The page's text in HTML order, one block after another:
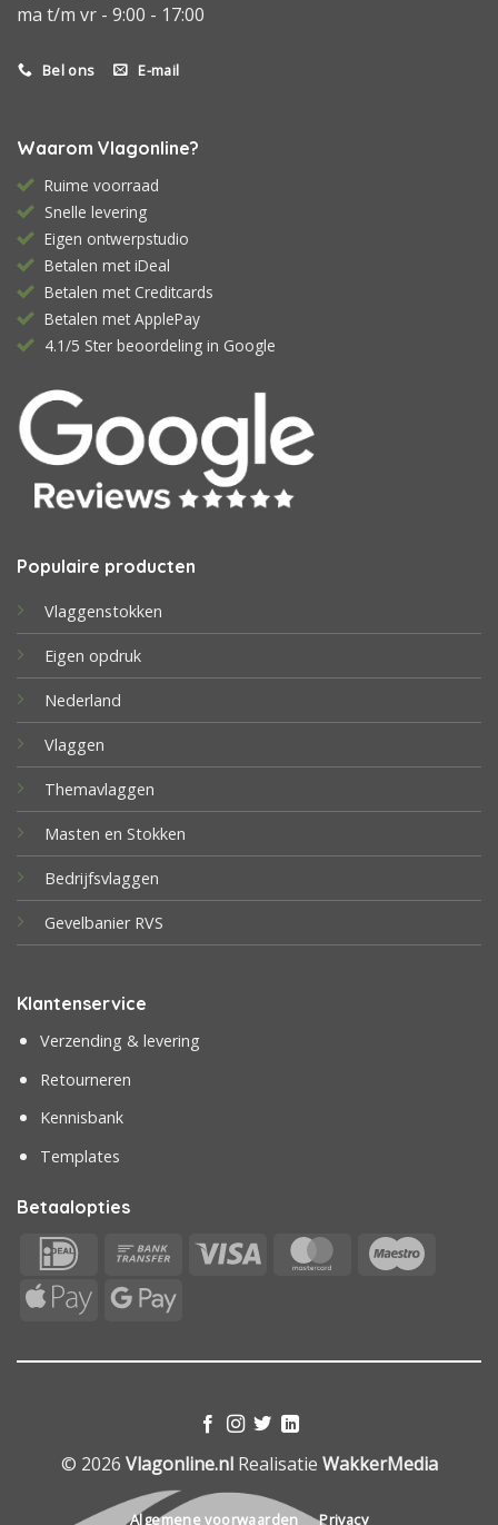
ma t/m vr - 9:00 - 17:00
Bel ons E-mail
Waarom Vlagonline?
Ruime voorraad
Snelle levering
Eigen ontwerpstudio
Betalen met iDeal
Betalen met Creditcards
Betalen met ApplePay
4.1/5 Ster beoordeling in Google
Populaire producten
Vlaggenstokken
Eigen opdruk
Nederland
Vlaggen
Themavlaggen
Masten en Stokken
Bedrijfsvlaggen
Gevelbanier RVS
Klantenservice
Verzending & levering
Retourneren
Kennisbank
Templates
Betaalopties
IDeal
Bank
Visa MasterCard
Apple
Google
© 2026 Vlagonline.nlRealisatie WakkerMedia
Algemene voorwaarden Privacy